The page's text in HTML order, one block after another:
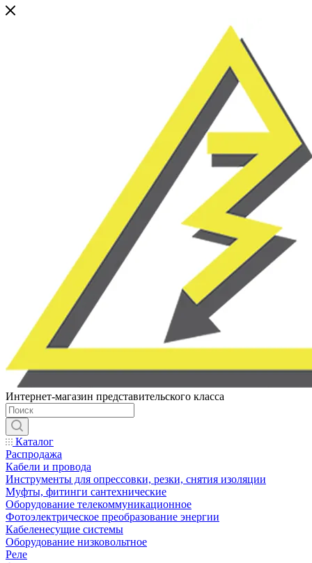
Интернет-магазин представительского класса
Каталог
Распродажа
Кабели и провода
Инструменты для опрессовки, резки, снятия изоляции
Муфты, фитинги сантехнические
Оборудование телекоммуникационное
Фотоэлектрическое преобразование энергии
Кабеленесущие системы
Оборудование низковольтное
Реле